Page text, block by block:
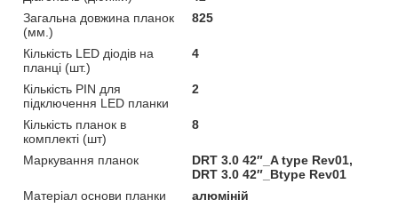
Загальна довжина планок
(мм.)
825
Кількість LED діодів на
планці (шт.)
4
Кількість PIN для
підключення LED планки
2
Кількість планок в
комплекті (шт)
8
Маркування планок
DRT 3.0 42″_A type Rev01,
DRT 3.0 42″_Btype Rev01
Матеріал основи планки
алюміній